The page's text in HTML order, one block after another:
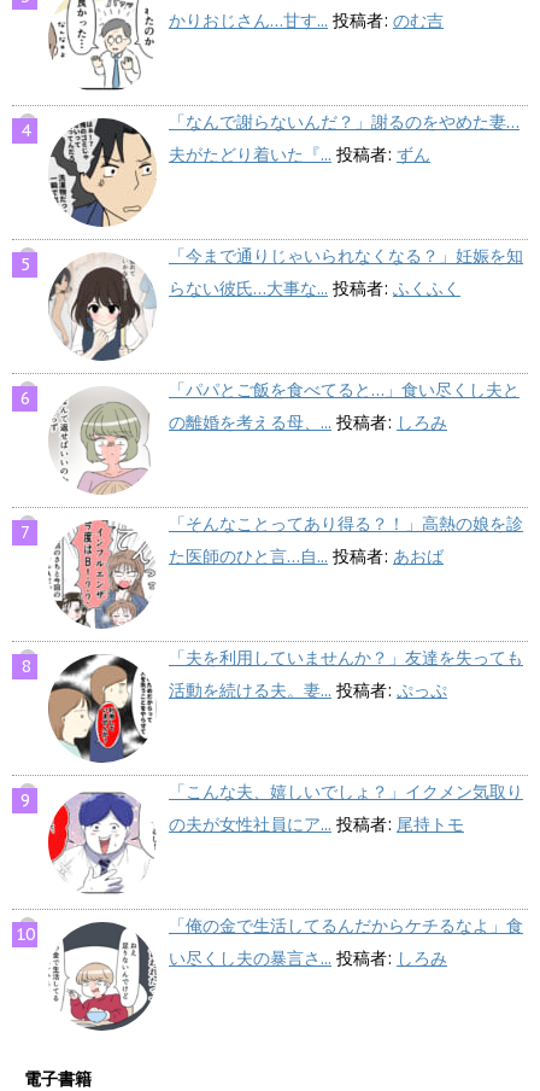
かりおじさん…甘す... 投稿者: のむ吉
「なんで謝らないんだ？」謝るのをやめた妻…
夫がたどり着いた『... 投稿者: ずん
「今まで通りじゃいられなくなる？」妊娠を知
らない彼氏…大事な... 投稿者: ふくふく
「パパとご飯を食べてると…」食い尽くし夫と
の離婚を考える母、... 投稿者: しろみ
「そんなことってあり得る？！」高熱の娘を診
た医師のひと言…自... 投稿者: あおば
「夫を利用していませんか？」友達を失っても
活動を続ける夫。妻... 投稿者: ぷっぷ
「こんな夫、嬉しいでしょ？」イクメン気取り
の夫が女性社員にア... 投稿者: 尾持トモ
「俺の金で生活してるんだからケチるなよ」食
い尽くし夫の暴言さ... 投稿者: しろみ
電子書籍